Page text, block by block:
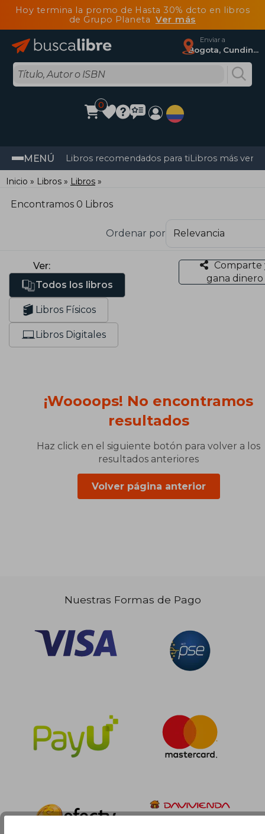
Hoy termina la promo de Hasta 30% dcto en libros
de Grupo Planeta Ver más
Enviar a
Bogota, Cundinamarca
0
MENÚ Libros recomendados para tiLibros más
Inicio Libros Libros
Encontramos 0 Libros
Ordenar por
Ver:
Todos los libros
Libros Físicos
Libros Digitales
Comparte
gana dinero
¡Woooops! No encontramos
resultados
Haz click en el siguiente botón para volver a los
resultados anteriores
Volver página anterior
Nuestras Formas de Pago